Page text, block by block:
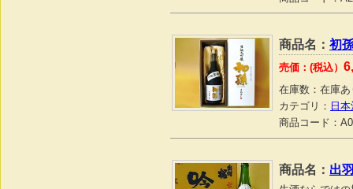
商品名： 初
売価：(税込）
在庫数： 在庫あ
カテゴリ： 日
商品コード：
商品名： 出